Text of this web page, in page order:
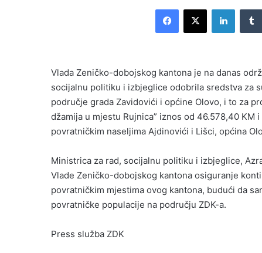
Facebook
X
Vlada Zeničko-dobojskog kantona je na danas
socijalnu politiku i izbjeglice odobrila sredstva za
područje grada Zavidovići i općine Olovo, i to za
džamija u mjestu Rujnica” iznos od 46.578,40
povratničkim naseljima Ajdinovići i Lišci, općina
Ministrica za rad, socijalnu politiku i izbjeglice,
Vlade Zeničko-dobojskog kantona osiguranje
povratničkim mjestima ovog kantona, budući da
povratničke populacije na području ZDK-a.
Press služba ZDK